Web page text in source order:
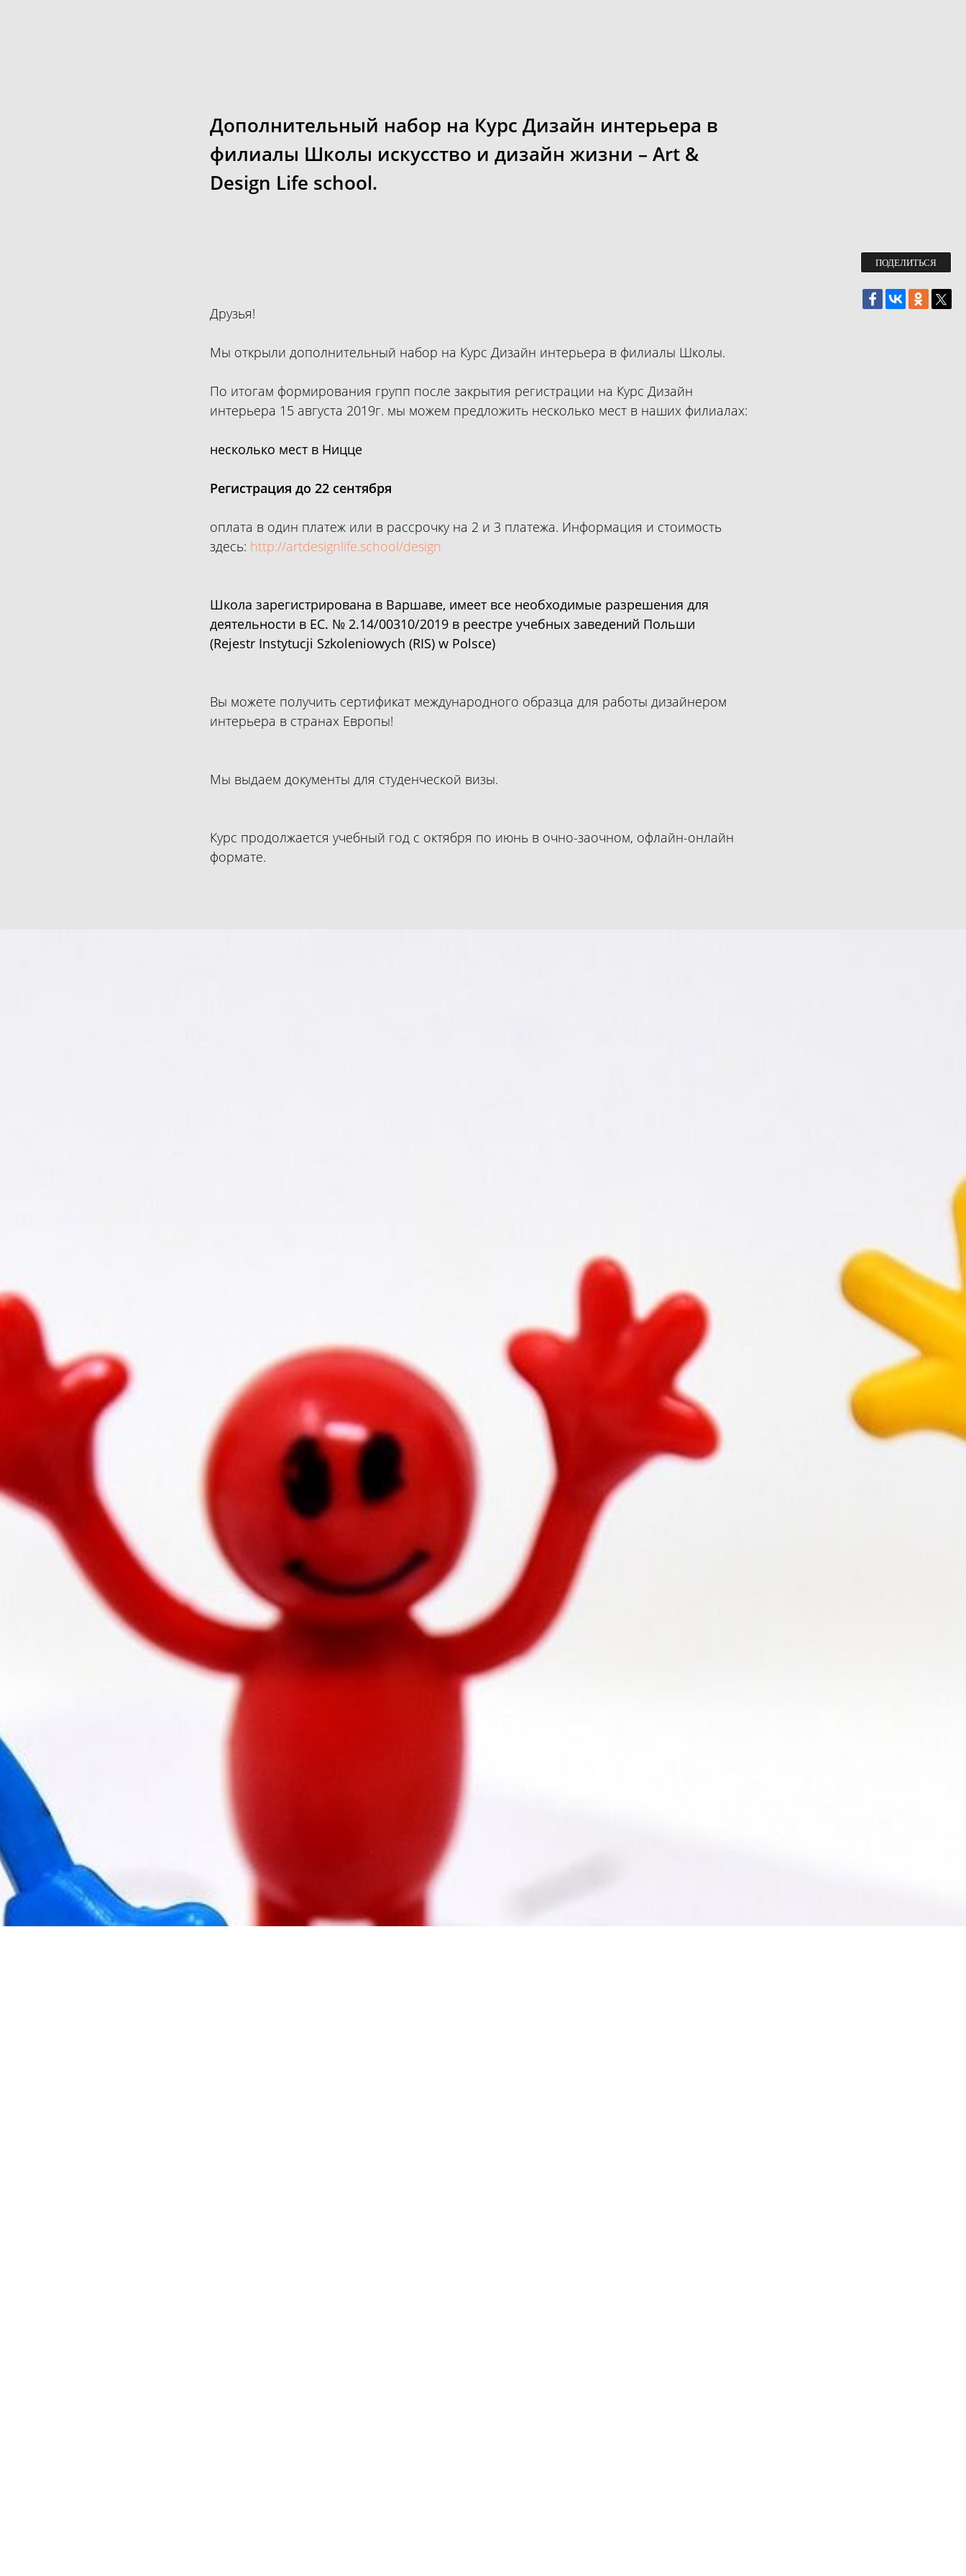
Дополнительный набор на Курс Дизайн интерьера в
филиалы Школы искусство и дизайн жизни – Art &
Design Life school.
Друзья!
Мы открыли дополнительный набор на Курс Дизайн интерьера в филиалы Школы.
По итогам формирования групп после закрытия регистрации на Курс Дизайн
интерьера 15 августа 2019г. мы можем предложить несколько мест в наших филиалах:
несколько мест в Ницце
Регистрация до 22 сентября
оплата в один платеж или в рассрочку на 2 и 3 платежа. Информация и стоимость
здесь: http://artdesignlife.school/design
Школа зарегистрирована в Варшаве, имеет все необходимые разрешения для
деятельности в ЕС. № 2.14/00310/2019 в реестре учебных заведений Польши
(Rejestr Instytucji Szkoleniowych (RIS) w Polsce)
Вы можете получить сертификат международного образца для работы дизайнером
интерьера в странах Европы!
Мы выдаем документы для студенческой визы.
Курс продолжается учебный год с октября по июнь в очно-заочном, офлайн-онлайн
формате.
ПОДЕЛИТЬСЯ